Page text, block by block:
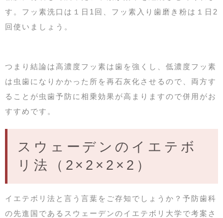
す。フッ素洗口は１日1回、フッ素入り歯磨き粉は１日2
回使いましょう。
つまり結論は高濃度フッ素は歯を強くし、低濃度フッ素
は虫歯になりかかった所を再石灰化させるので、両方す
ることが虫歯予防に相乗効果が高まりますので併用がお
すすめです。
スウェーデンのイエテボ
リ法（2×2×2×2）
イエテボリ法と言う言葉をご存知でしょうか？予防歯科
の先進国であるスウェーデンのイエテボリ大学で考案さ